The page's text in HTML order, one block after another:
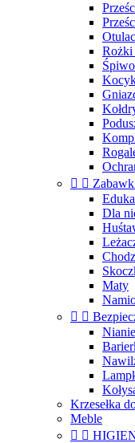
Rożki
 
Dla
Maty
 
Krzesełka
Meble
 